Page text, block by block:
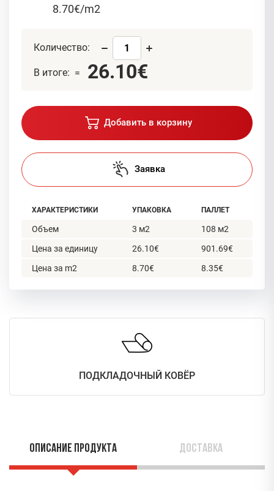
8.70€/m2
Количество:
В итоге: = 26.10€
Заявка
Добавить в корзину
ХАРАКТЕРИСТИКИ УПАКОВКА ПАЛЛЕТ
Объем 3 м2
108 м2
Цена за единицу
26.10€
901.69€
Цена за m2
8.70€ 8.35€
ПОДКЛАДОЧНЫЙ КОВЁР
Описание продукта Доставка